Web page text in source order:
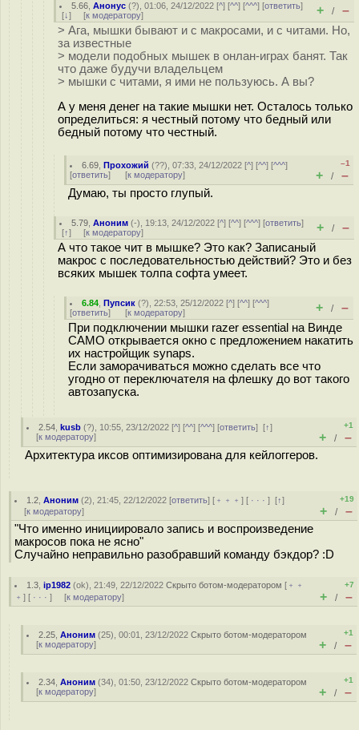
5.66 ,Анонус (?), 01:06, 24/12/2022 [^] [^^] [^^^] [ответить]
[↓] [к модератору] + / –
> Ага, мышки бывают и с макросами, и с читами. Но,
за известные
> модели подобных мышек в онлан-играх банят. Так
что даже будучи владельцем
> мышки с читами, я ими не пользуюсь. А вы?
А у меня денег на такие мышки нет. Осталось только
определиться: я честный потому что бедный или
бедный потому что честный.
6.69 ,Прохожий (??), 07:33, 24/12/2022 [^] [^^] [^^^]
[ответить] [к модератору]
–1
+ / –
Думаю, ты просто глупый.
5.79 ,Аноним (-), 19:13, 24/12/2022 [^] [^^] [^^^] [ответить]
[↑] [к модератору] + / –
А что такое чит в мышке? Это как? Записаный
макрос с последовательностью действий? Это и без
всяких мышек толпа софта умеет.
6.84 ,Пупсик (?), 22:53, 25/12/2022 [^] [^^] [^^^]
[ответить] [к модератору] + / –
При подключении мышки razer essential на Винде
САМО открывается окно с предложением накатить
их настройщик synaps.
Если заморачиваться можно сделать все что
угодно от переключателя на флешку до вот такого
автозапуска.
2.54 ,kusb (?), 10:55, 23/12/2022 [^] [^^] [^^^] [ответить][↑]
[к модератору]
+1
+ / –
Архитектура иксов оптимизирована для кейлоггеров.
1.2 ,Аноним (2), 21:45, 22/12/2022 [ответить] [ ﹢﹢﹢] [ · · ·][↑]
[к модератору]
+19
+ / –
"Что именно инициировало запись и воспроизведение
макросов пока не ясно"
Случайно неправильно разобравший команду бэкдор? :D
1.3 ,ip1982 (ok), 21:49, 22/12/2022Скрыто ботом-модератором [ ﹢﹢
﹢ ] [ · · · ] [к модератору]
+7
+ / –
2.25 ,Аноним (25), 00:01, 23/12/2022Скрыто ботом-модератором
[к модератору]
+1
+ / –
2.34 ,Аноним (34), 01:50, 23/12/2022Скрыто ботом-модератором
[к модератору]
+1
+ / –